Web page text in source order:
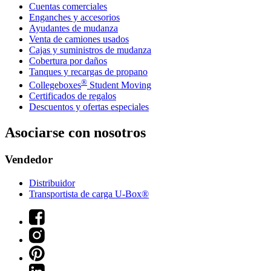
Cuentas comerciales
Enganches y accesorios
Ayudantes de mudanza
Venta de camiones usados
Cajas y suministros de mudanza
Cobertura por daños
Tanques y recargas de propano
Collegeboxes® Student Moving
Certificados de regalos
Descuentos y ofertas especiales
Asociarse con nosotros
Vendedor
Distribuidor
Transportista de carga U-Box®